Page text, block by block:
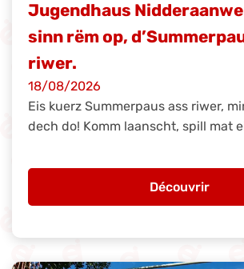
Jugendhaus
sinn rëm op,
riwer.
18/08/2026
Eis kuerz Summerpaus ass riwer,
dech do! Komm laanscht, spill mat
Découvrir